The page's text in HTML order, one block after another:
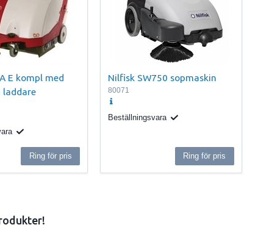
E kompl med
laddare
Ring för pris
Nilfisk SW750 sopmaskin
80071
Beställningsvara
Ring för pris